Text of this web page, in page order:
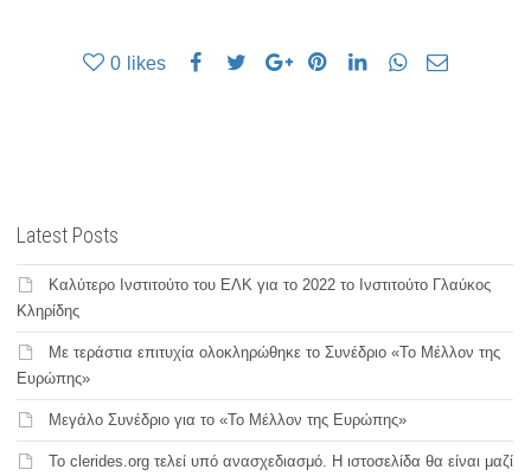
0 likes
Latest Posts
Καλύτερο Ινστιτούτο του ΕΛΚ για το 2022 το Ινστιτούτο Γλαύκος
Κληρίδης
Με τεράστια επιτυχία ολοκληρώθηκε το Συνέδριο «Το Μέλλον της
Ευρώπης»
Μεγάλο Συνέδριο για το «Το Μέλλον της Ευρώπης»
Το clerides.org τελεί υπό ανασχεδιασμό. Η ιστοσελίδα θα είναι μαζί